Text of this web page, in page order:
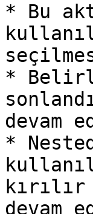
* Bu
*
devam
*
kırılır
devam